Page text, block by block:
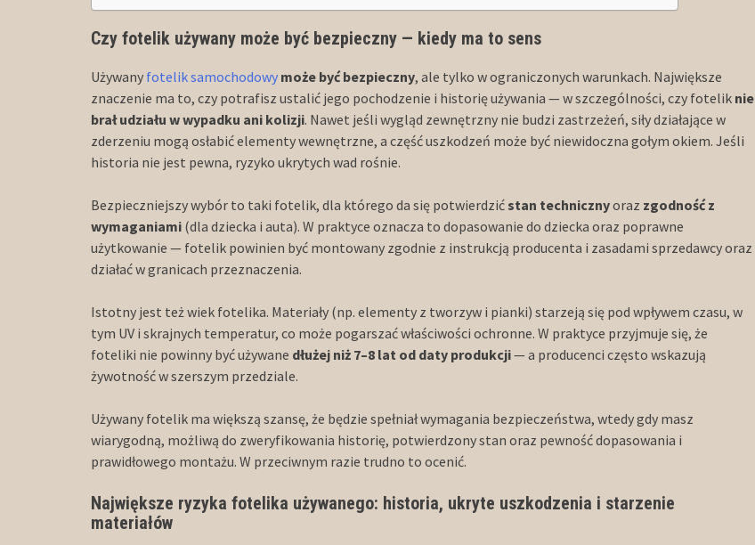
Czy fotelik używany może być bezpieczny — kiedy ma to sens
Używany fotelik samochodowy może być bezpieczny, ale tylko w ograniczonych warunkach. Największe
znaczenie ma to, czy potrafisz ustalić jego pochodzenie i historię używania — w szczególności, czy fotelik nie
brał udziału w wypadku ani kolizji. Nawet jeśli wygląd zewnętrzny nie budzi zastrzeżeń, siły działające w
zderzeniu mogą osłabić elementy wewnętrzne, a część uszkodzeń może być niewidoczna gołym okiem. Jeśli
historia nie jest pewna, ryzyko ukrytych wad rośnie.
Bezpieczniejszy wybór to taki fotelik, dla którego da się potwierdzićstan technicznyoraz zgodność z
wymaganiami (dla dziecka i auta). W praktyce oznacza to dopasowanie do dziecka oraz poprawne
użytkowanie — fotelik powinien być montowany zgodnie z instrukcją producenta i zasadami sprzedawcy oraz
działać w granicach przeznaczenia.
Istotny jest też wiek fotelika. Materiały (np. elementy z tworzyw i pianki) starzeją się pod wpływem czasu, w
tym UV i skrajnych temperatur, co może pogarszać właściwości ochronne. W praktyce przyjmuje się, że
foteliki nie powinny być używane dłużej niż 7–8 lat od daty produkcji— a producenci często wskazują
żywotność w szerszym przedziale.
Używany fotelik ma większą szansę, że będzie spełniał wymagania bezpieczeństwa, wtedy gdy masz
wiarygodną, możliwą do zweryfikowania historię, potwierdzony stan oraz pewność dopasowania i
prawidłowego montażu. W przeciwnym razie trudno to ocenić.
Największe ryzyka fotelika używanego: historia, ukryte uszkodzenia i starzenie
materiałów